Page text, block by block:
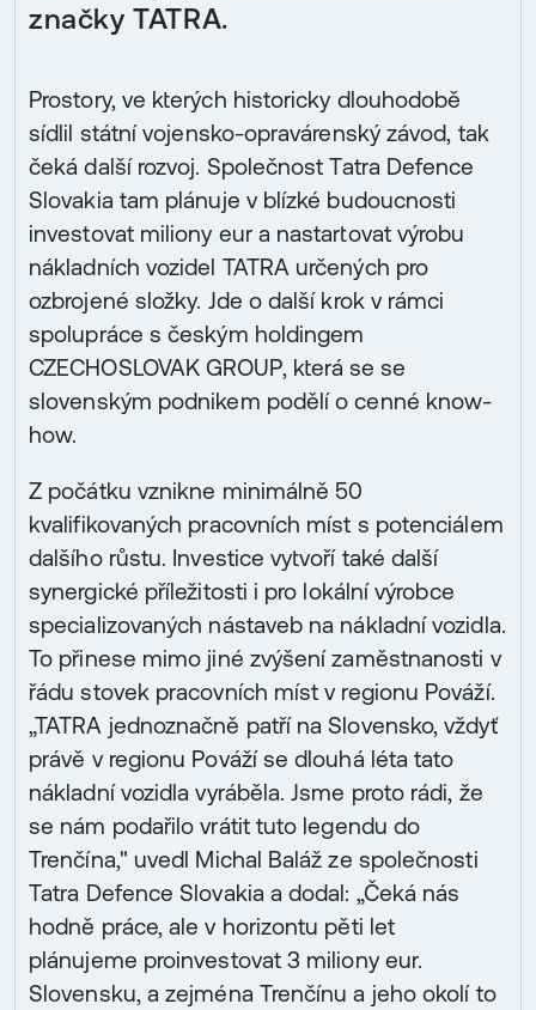
značky TATRA.
Prostory, ve kterých historicky dlouhodobě
sídlil státní vojensko-opravárenský závod, tak
čeká další rozvoj. Společnost Tatra Defence
Slovakia tam plánuje v blízké budoucnosti
investovat miliony eur a nastartovat výrobu
nákladních vozidel TATRA určených pro
ozbrojené složky. Jde o další krok v rámci
spolupráce s českým holdingem
CZECHOSLOVAK GROUP, která se se
slovenským podnikem podělí o cenné know-
how.
Z počátku vznikne minimálně 50
kvalifikovaných pracovních míst s potenciálem
dalšího růstu. Investice vytvoří také další
synergické příležitosti i pro lokální výrobce
specializovaných nástaveb na nákladní vozidla.
To přinese mimo jiné zvýšení zaměstnanosti v
řádu stovek pracovních míst v regionu Pováží.
„TATRA jednoznačně patří na Slovensko, vždyť
právě v regionu Pováží se dlouhá léta tato
nákladní vozidla vyráběla. Jsme proto rádi, že
se nám podařilo vrátit tuto legendu do
Trenčína," uvedl Michal Baláž ze společnosti
Tatra Defence Slovakia a dodal: „Čeká nás
hodně práce, ale v horizontu pěti let
plánujeme proinvestovat 3 miliony eur.
Slovensku, a zejména Trenčínu a jeho okolí to